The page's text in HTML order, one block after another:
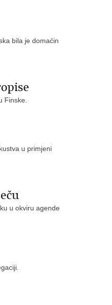
bila je domaćin
Finske.
u primjeni
u okviru agende